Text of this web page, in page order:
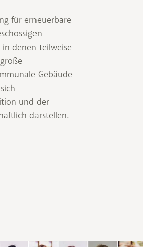
für erneuerbare
denen teilweise
Gebäude
und der
darstellen.